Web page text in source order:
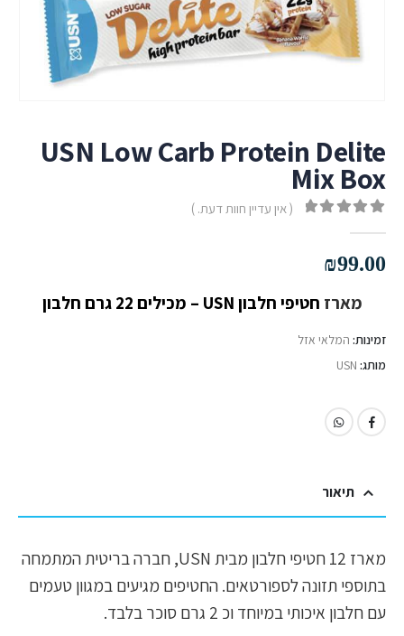
USN Low Carb Protein Delite
Mix Box
( אין עדיין חוות דעת. )
₪99.00
מארז חטיפי חלבון USN – מכילים 22 גרם חלבון
זמינות: המלאי אזל
מותג: USN
תיאור
מארז 12 חטיפי חלבון מבית USN, חברה בריטית המתמחה
בתוספי תזונה לספורטאים. החטיפים מגיעים במגוון טעמים
עם חלבון איכותי במיוחד וכ 2 גרם סוכר בלבד.